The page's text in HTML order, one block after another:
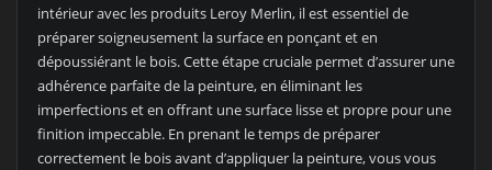
intérieur avec les produits Leroy Merlin, il est essentiel de
préparer soigneusement la surface en ponçant et en
dépoussiérant le bois. Cette étape cruciale permet d’assurer une
adhérence parfaite de la peinture, en éliminant les
imperfections et en offrant une surface lisse et propre pour une
finition impeccable. En prenant le temps de préparer
correctement le bois avant d’appliquer la peinture, vous vous